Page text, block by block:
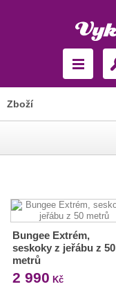
Zboží
Bungee Extrém,
seskoky z jeřábu z 50
metrů
2 990 Kč